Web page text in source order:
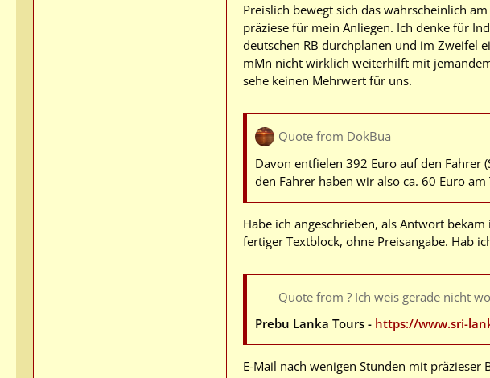
Preislich bewegt sich das wahrscheinlich
präziese für mein Anliegen. Ich denke für
deutschen RB durchplanen und im Zweifel
mMn nicht wirklich weiterhilft mit
sehe keinen Mehrwert für uns.
Quote from DokBua
Davon entfielen 392 Euro auf den Fahrer
den Fahrer haben wir also ca. 60 Euro am
Habe ich angeschrieben, als Antwort
fertiger Textblock, ohne Preisangabe. Hab
Quote from ? Ich weis gerade nicht
Prebu Lanka Tours - https://www.sri-
E-Mail nach wenigen Stunden mit präzieser